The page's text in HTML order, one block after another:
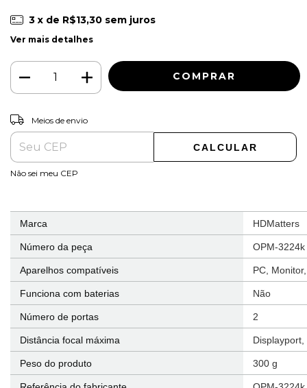
3 x de R$13,30 sem juros
Ver mais detalhes
Entregas para o CEP:
Meios de envio
CALCULAR
Não sei meu CEP
Marca ‎HDMatters
Número da peça ‎OPM-3224k
Aparelhos compatíveis ‎PC,
Funciona com baterias ‎Não
Número de portas ‎2
Distância focal máxima ‎Displayport,
Peso do produto ‎300 g